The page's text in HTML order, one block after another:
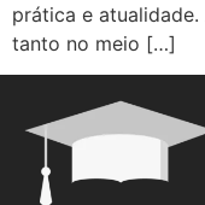
prática e
tanto no meio […]